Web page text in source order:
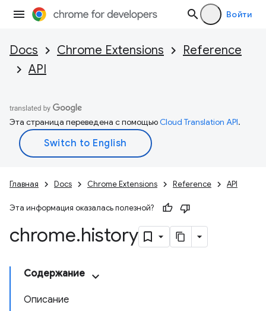
Войти
Docs Chrome Extensions
Reference
API
Эта страница переведена с помощьюCloud Translation API.
Главная Docs Chrome Extensions Reference API
Эта информация оказалась полезной?
chrome.history
Содержание
Описание